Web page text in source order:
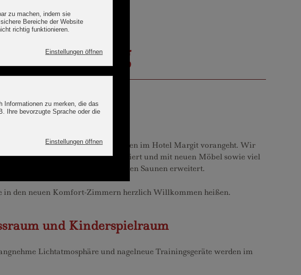
es mit den Renovierungsarbeiten im Hotel Margit vorangeht. Wir
Rohbau zurückgebaut, neuinstalliert und mit neuen Möbel sowie viel
eigenen Infrarotraum und neuen Saunen erweitert.
in den neuen Komfort-Zimmern herzlich Willkommen heißen.
und Kinderspielraum
Lichtatmosphäre und nagelneue Trainingsgeräte werden im